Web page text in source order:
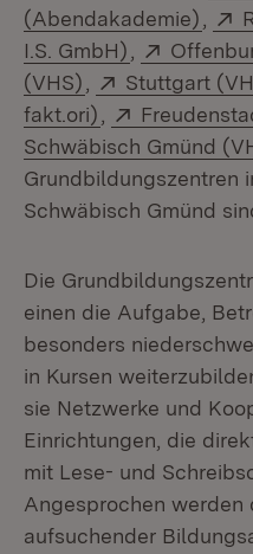
(Abendakademie)
I.S. GmbH) (Öffnet in
Extern:
(VHS) (Öffnet in
Extern:
Stuttgart
fakt.ori) (Öffnet in
Extern:
Schwäbisch Gmünd
Grundbildungszentren
Schwäbisch Gmünd
Die
einen die Aufgabe,
besonders
in Kursen
sie Netzwerke und
Einrichtungen, die
mit Lese- und
Angesprochen werden
aufsuchender